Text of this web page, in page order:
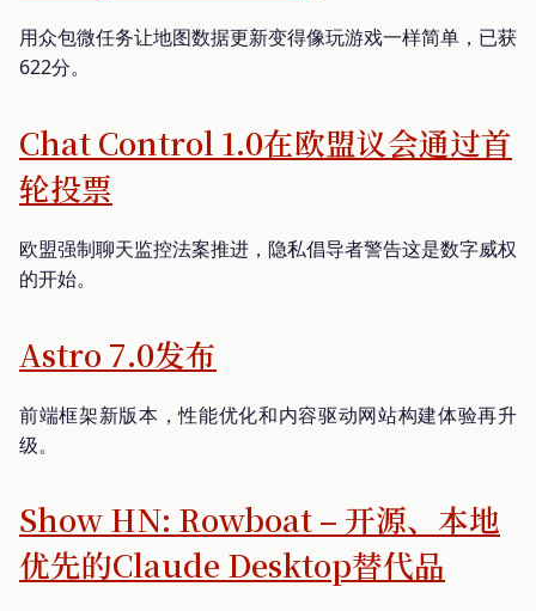
用众包微任务让地图数据更新变得像玩游戏一样简单，已获
622分。
Chat Control 1.0在欧盟议会通过首
轮投票
欧盟强制聊天监控法案推进，隐私倡导者警告这是数字威权
的开始。
Astro 7.0发布
前端框架新版本，性能优化和内容驱动网站构建体验再升
级。
Show HN: Rowboat – 开源、本地
优先的Claude Desktop替代品